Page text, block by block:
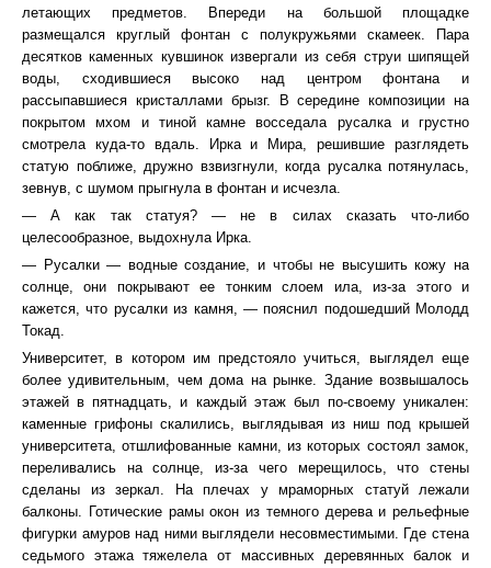
летающих предметов. Впереди на большой площадке
размещался круглый фонтан с полукружьями скамеек. Пара
десятков каменных кувшинок извергали из себя струи шипящей
воды, сходившиеся высоко над центром фонтана и
рассыпавшиеся кристаллами брызг. В середине композиции на
покрытом мхом и тиной камне восседала русалка и грустно
смотрела куда-то вдаль. Ирка и Мира, решившие разглядеть
статую поближе, дружно взвизгнули, когда русалка потянулась,
зевнув, с шумом прыгнула в фонтан и исчезла.
― А как так статуя? ― не в силах сказать что-либо
целесообразное, выдохнула Ирка.
― Русалки ― водные создание, и чтобы не высушить кожу на
солнце, они покрывают ее тонким слоем ила, из-за этого и
кажется, что русалки из камня, ― пояснил подошедший Молодд
Токад.
Университет, в котором им предстояло учиться, выглядел еще
более удивительным, чем дома на рынке. Здание возвышалось
этажей в пятнадцать, и каждый этаж был по-своему уникален:
каменные грифоны скалились, выглядывая из ниш под крышей
университета, отшлифованные камни, из которых состоял замок,
переливались на солнце, из-за чего мерещилось, что стены
сделаны из зеркал. На плечах у мраморных статуй лежали
балконы. Готические рамы окон из темного дерева и рельефные
фигурки амуров над ними выглядели несовместимыми. Где стена
седьмого этажа тяжелела от массивных деревянных балок и